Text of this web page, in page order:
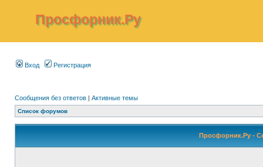
Просфорник.Ру
Вход Регистрация
Сообщения без ответов | Активные темы
Список форумов
Просфорник.Ру -